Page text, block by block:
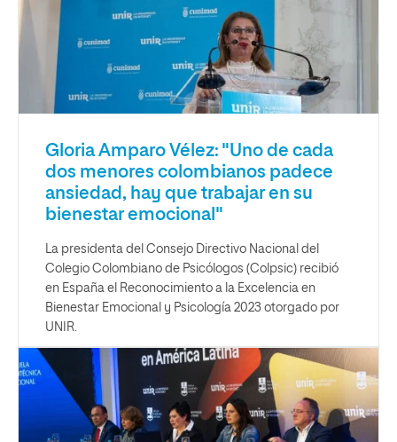
Gloria Amparo Vélez: "Uno de cada
dos menores colombianos padece
ansiedad, hay que trabajar en su
bienestar emocional"
La presidenta del Consejo Directivo Nacional del
Colegio Colombiano de Psicólogos (Colpsic) recibió
en España el Reconocimiento a la Excelencia en
Bienestar Emocional y Psicología 2023 otorgado por
UNIR.